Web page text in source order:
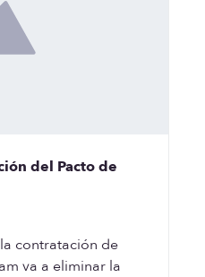
del Pacto de
contratación de
va a eliminar la